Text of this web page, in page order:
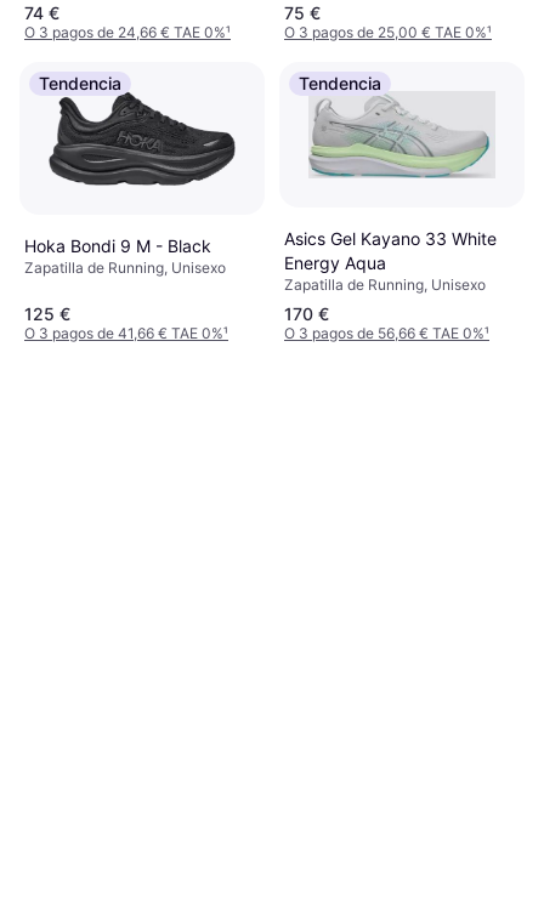
74 €
O 3 pagos de 24,66 € TAE 0%¹
75 €
O 3 pagos de 25,00 € TAE 0%¹
Tendencia
Hoka Bondi 9 M - Black
Zapatilla de Running, Unisexo
125 €
O 3 pagos de 41,66 € TAE 0%¹
Tendencia
Asics Gel Kayano 33 White
Energy Aqua
Zapatilla de Running, Unisexo
170 €
O 3 pagos de 56,66 € TAE 0%¹